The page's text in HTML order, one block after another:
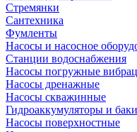
Стремянки
Сантехника
Фумленты
Насосы и насосное
Станции водоснабжения
Насосы погружные
Насосы дренажные
Насосы скважинные
Гидроаккумуляторы и баки
Насосы поверхностные